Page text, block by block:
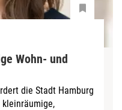
Wohn- und
die Stadt Hamburg